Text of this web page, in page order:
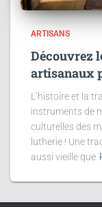
ARTISANS
Découvrez
artisanaux
L’histoire et la
instruments de
culturelles des
lutherie ! Une
aussi vieille que